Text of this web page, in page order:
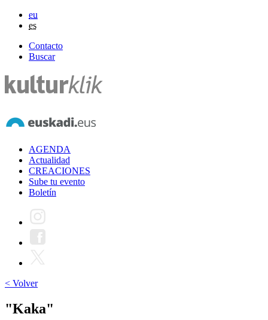
eu
es
Contacto
Buscar
AGENDA
Actualidad
CREACIONES
Sube tu evento
Boletín
< Volver
"Kaka"